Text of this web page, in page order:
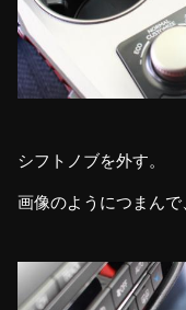
シフトノブを外す。
画像のようにつまんで